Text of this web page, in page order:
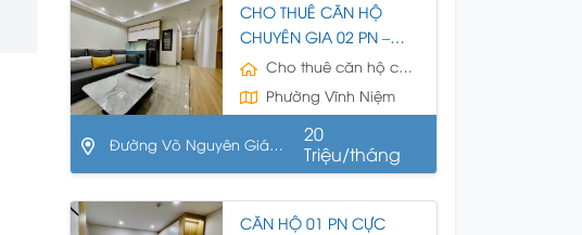
CHO THUÊ CĂN HỘ
CHUYÊN GIA 02 PN –
CHUNG CƯ MINATO HẢI
PHÒNG
Cho thuê căn hộ chung cư
Phường Vĩnh Niệm
Đường Võ Nguyên Giáp,
Vĩnh Niệm, Lê Chân, HP
20
Triệu/tháng
CĂN HỘ 01 PN CỰC